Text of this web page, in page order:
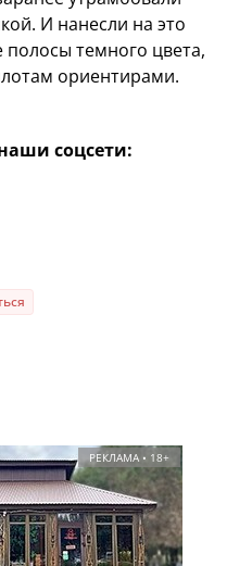
И нанесли на это
темного цвета,
ориентирами.
соцсети:
РЕКЛАМА • 18+